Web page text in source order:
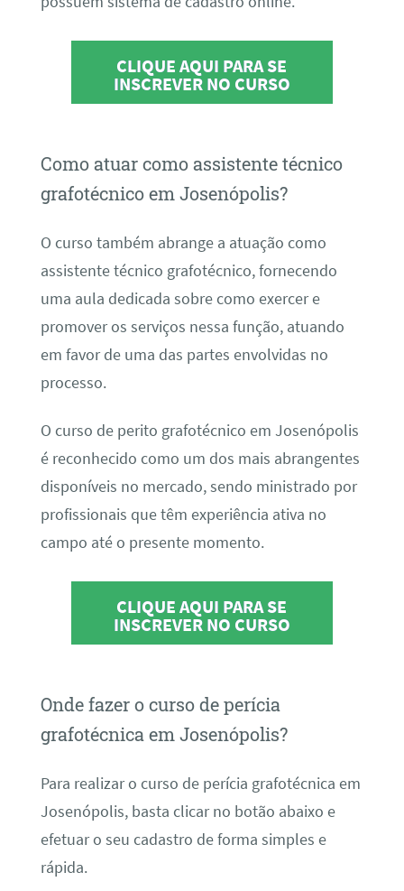
CLIQUE AQUI PARA SE
INSCREVER NO CURSO
Como atuar como assistente técnico
grafotécnico em Josenópolis?
O curso também abrange a atuação como
assistente técnico grafotécnico, fornecendo
uma aula dedicada sobre como exercer e
promover os serviços nessa função, atuando
em favor de uma das partes envolvidas no
processo.
O curso de perito grafotécnico em Josenópolis
é reconhecido como um dos mais abrangentes
disponíveis no mercado, sendo ministrado por
profissionais que têm experiência ativa no
campo até o presente momento.
CLIQUE AQUI PARA SE
INSCREVER NO CURSO
Onde fazer o curso de perícia
grafotécnica em Josenópolis?
Para realizar o curso de perícia grafotécnica em
Josenópolis, basta clicar no botão abaixo e
efetuar o seu cadastro de forma simples e
rápida.